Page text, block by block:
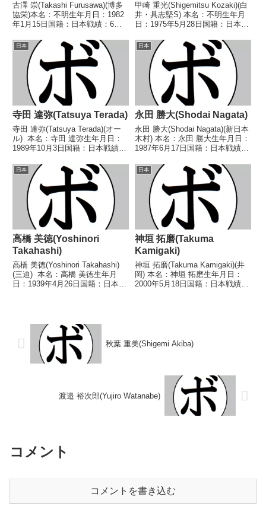
古澤 崇(Takashi Furusawa)(博多
協栄)本名：不明生年月日：1982
年1月15日国籍：日本戦績：6戦4
なし【戦歴】2002/06/16 ○4R判
定 3-0(40-36、40-37、40-3...
甲崎 重光(Shigemitsu Kozaki)(白
井・具志堅S) 本名：不明生年月
日：1975年5月28日国籍：日本戦
イトル】2000年度KSD杯B級トー
ナメントウェルター級優勝 【戦
歴】1998/...
日本
寺田 達弥(Tatsuya Terada)
寺田 達弥(Tatsuya Terada)(オー
ル) 本名：寺田 達弥生年月日：
1989年10月3日国籍：日本戦績：
トル】なし 【戦歴】
2013/09/14 ○4R判定 3-0(39-
37、39...
日本
永田 勝大(Shodai Nagata)
永田 勝大(Shodai Nagata)(新日本
木村) 本名：永田 勝大生年月日：
1987年6月17日国籍：日本戦績：
し 【戦歴】2015/03/13
●2RTKO 細川 チャーリー忍(金
子)2016/05...
日本
高橋 美徳(Yoshinori
Takahashi)
高橋 美徳(Yoshinori Takahashi)
(三迫) 本名：高橋 美徳生年月
日：1939年4月26日国籍：日本戦
ア)1959年度...
日本
神垣 拓磨(Takuma
Kamigaki)
神垣 拓磨(Takuma Kamigaki)(井
岡) 本名：神垣 拓磨生年月日：
2000年5月18日国籍：日本戦績：
秋葉 重美(Shigemi Akiba)
渡邉 裕次郎(Yujiro Watanabe)
コメント
コメントを書き込む